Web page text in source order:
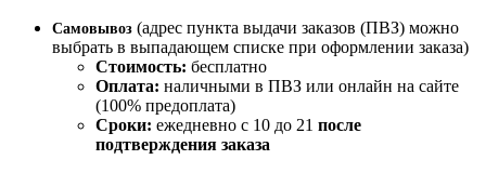
Самовывоз (адрес пункта выдачи заказов (ПВЗ) можно
выбрать в выпадающем списке при оформлении заказа)
Стоимость: бесплатно
Оплата: наличными в ПВЗ или онлайн на сайте
(100% предоплата)
Сроки: ежедневно с 10 до 21 после
подтверждения заказа